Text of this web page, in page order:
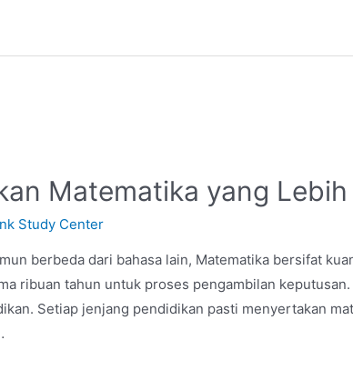
Matematika yang Lebih
Study Center
berbeda dari bahasa lain, Matematika bersifat
ribuan tahun untuk proses pengambilan
Setiap jenjang pendidikan pasti menyertakan